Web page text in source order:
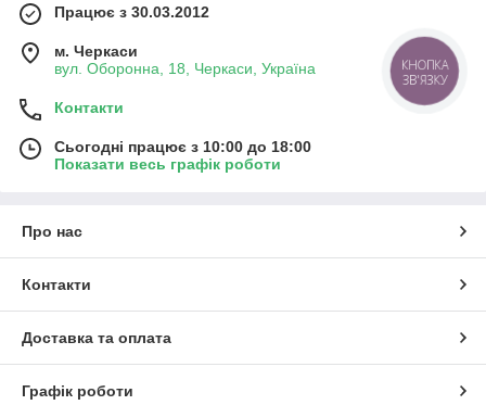
Працює з 30.03.2012
м. Черкаси
вул. Оборонна, 18, Черкаси, Україна
Контакти
Сьогодні працює з 10:00 до 18:00
Показати весь графік роботи
Про нас
Контакти
Доставка та оплата
Графік роботи
КНОПКА
ЗВ'ЯЗКУ